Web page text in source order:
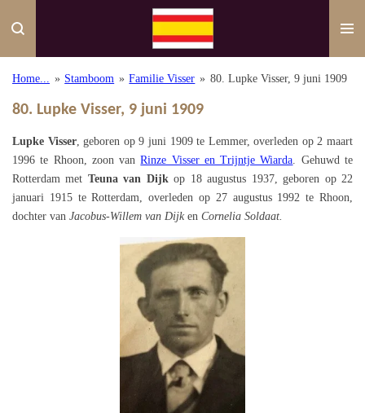
direct
de
Home... » Stamboom » Familie Visser » 80. Lupke Visser, 9 juni 1909
80. Lupke Visser, 9 juni 1909
Lupke Visser, geboren op 9 juni 1909 te Lemmer, overleden op 2 maart
1996 te Rhoon, zoon vanRinze Visser en Trijntje Wiarda. Gehuwd te
Rotterdam met Teuna van Dijkop 18 augustus 1937, geboren op 22
januari 1915 te Rotterdam, overleden op 27 augustus 1992 te Rhoon,
dochter van Jacobus-Willem van Dijken Cornelia Soldaat.